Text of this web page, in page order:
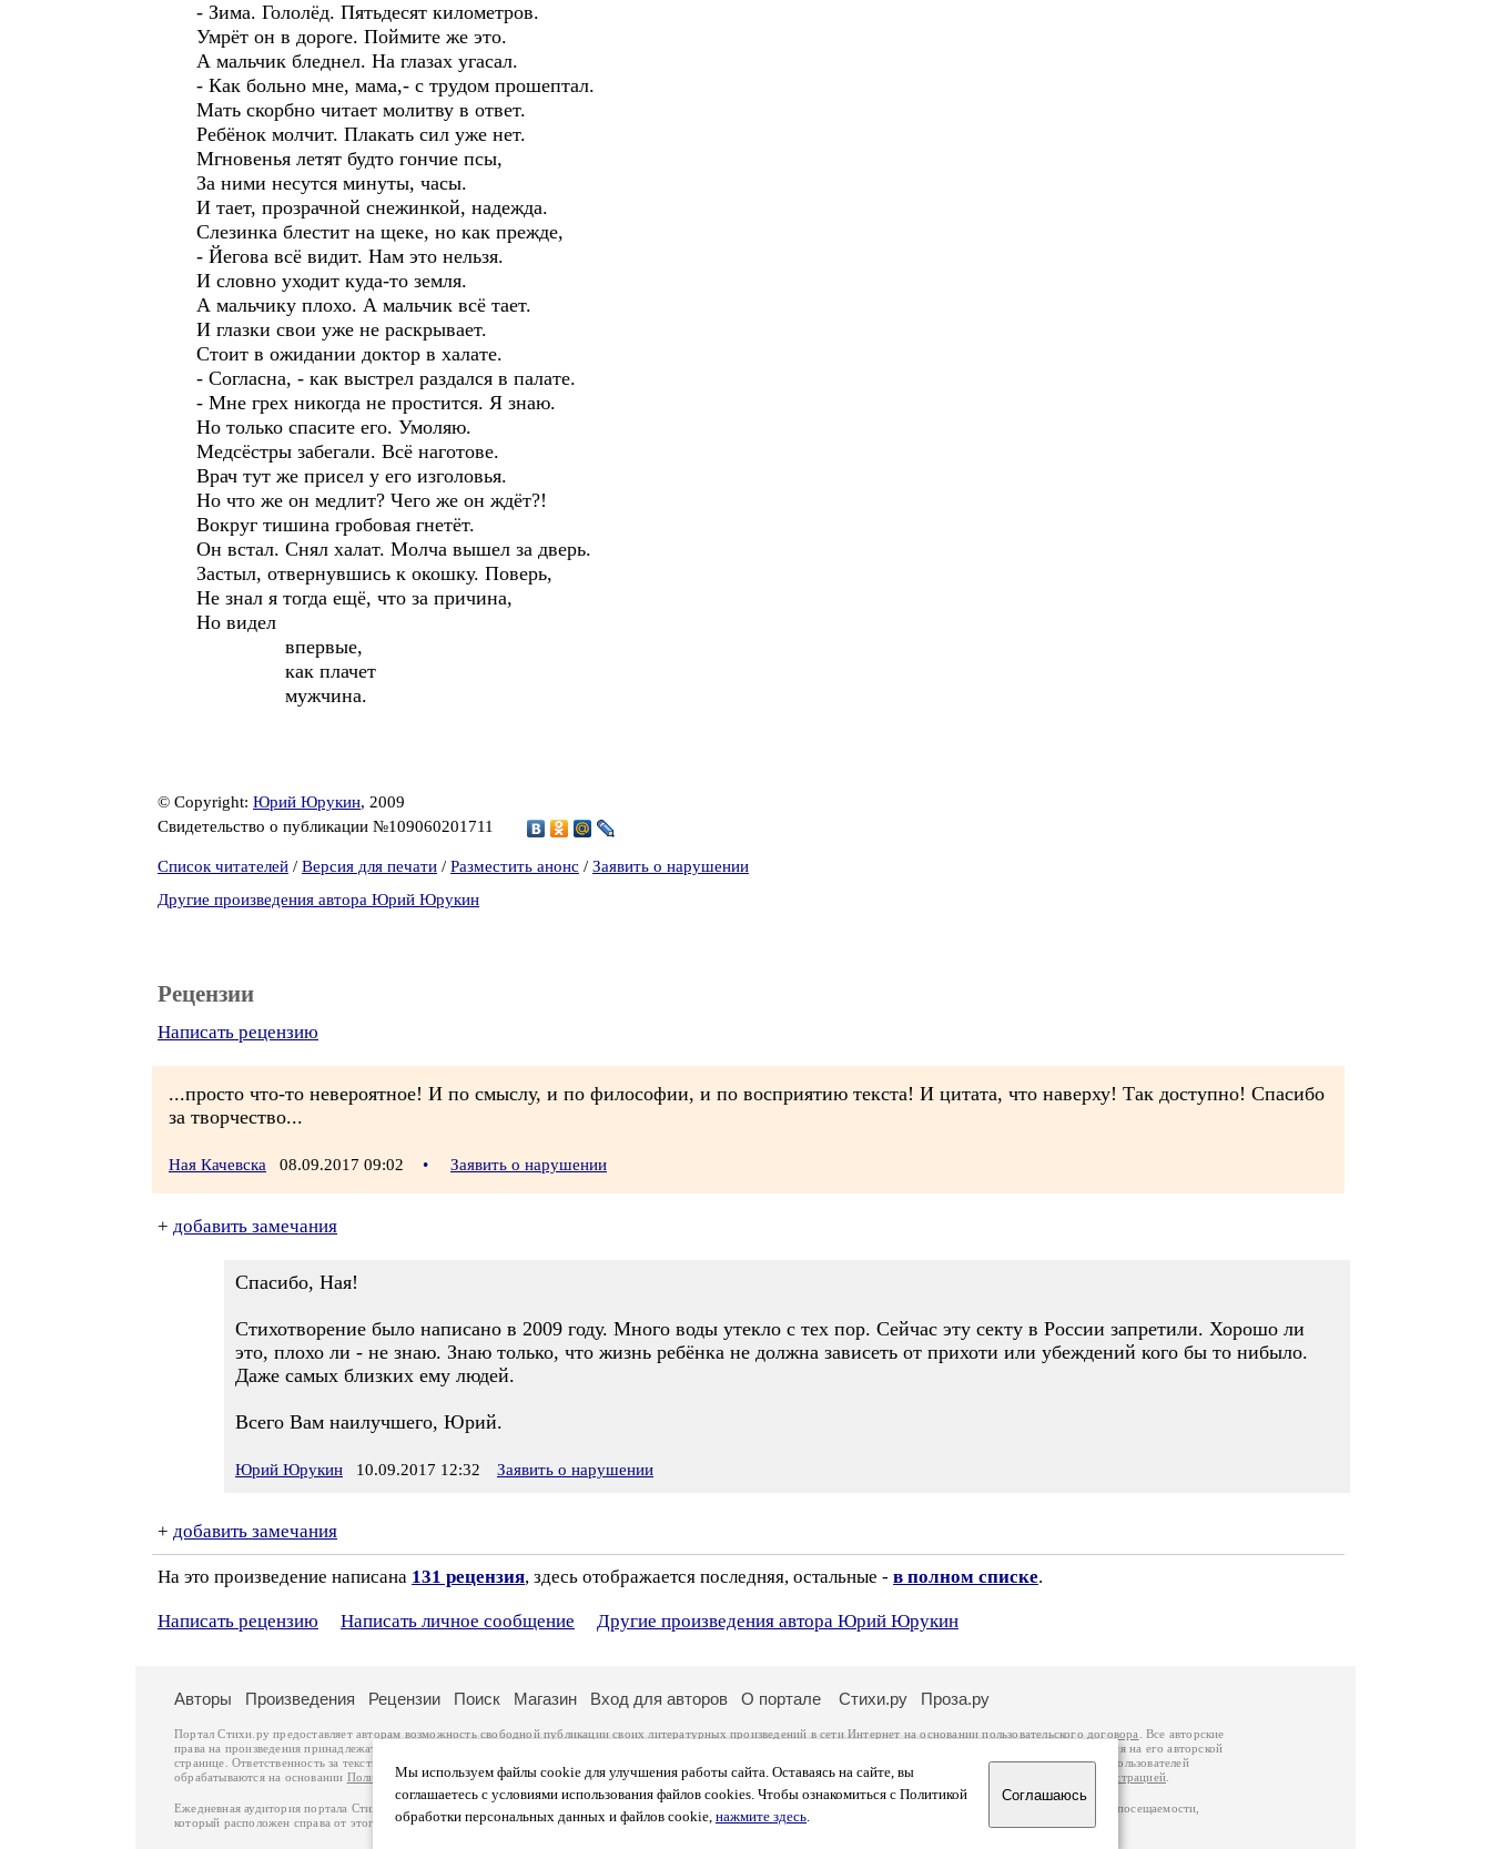
- Зима. Гололёд. Пятьдесят километров.
Умрёт он в дороге. Поймите же это.
А мальчик бледнел. На глазах угасал.
- Как больно мне, мама,- с трудом прошептал.
Мать скорбно читает молитву в ответ.
Ребёнок молчит. Плакать сил уже нет.
Мгновенья летят будто гончие псы,
За ними несутся минуты, часы.
И тает, прозрачной снежинкой, надежда.
Слезинка блестит на щеке, но как прежде,
- Йегова всё видит. Нам это нельзя.
И словно уходит куда-то земля.
А мальчику плохо. А мальчик всё тает.
И глазки свои уже не раскрывает.
Стоит в ожидании доктор в халате.
- Согласна, - как выстрел раздался в палате.
- Мне грех никогда не простится. Я знаю.
Но только спасите его. Умоляю.
Медсёстры забегали. Всё наготове.
Врач тут же присел у его изголовья.
Но что же он медлит? Чего же он ждёт?!
Вокруг тишина гробовая гнетёт.
Он встал. Снял халат. Молча вышел за дверь.
Застыл, отвернувшись к окошку. Поверь,
Не знал я тогда ещё, что за причина,
Но видел
впервые,
как плачет
мужчина.
© Copyright: Юрий Юрукин, 2009
Свидетельство о публикации №109060201711
Список читателей / Версия для печати / Разместить анонс / Заявить о нарушении
Другие произведения автора Юрий Юрукин
Рецензии
Написать рецензию
...просто что-то невероятное! И по смыслу, и по философии, и по восприятию текста! И цитата, что наверху! Так доступно! Спасибо
за творчество...
Ная Качевска 08.09.2017 09:02 • Заявить о нарушении
+ добавить замечания
Спасибо, Ная!
Стихотворение было написано в 2009 году. Много воды утекло с тех пор. Сейчас эту секту в России запретили. Хорошо ли
это, плохо ли - не знаю. Знаю только, что жизнь ребёнка не должна зависеть от прихоти или убеждений кого бы то нибыло.
Даже самых близких ему людей.
Всего Вам наилучшего, Юрий.
Юрий Юрукин 10.09.2017 12:32 Заявить о нарушении
+ добавить замечания
На это произведение написана 131 рецензия, здесь отображается последняя, остальные - в полном списке.
Написать рецензию Написать личное сообщение Другие произведения автора Юрий Юрукин
Мы используем файлы cookie для улучшения работы сайта. Оставаясь на сайте, вы
соглашаетесь с условиями использования файлов cookies. Чтобы ознакомиться с Политикой
обработки персональных данных и файлов cookie, нажмите здесь.
Соглашаюсь
Авторы Произведения Рецензии Поиск Магазин Вход для авторов О портале Стихи.ру Проза.ру
Портал Стихи.ру предоставляет авторам возможность свободной публикации своих литературных произведений в сети Интернет на основаниипользовательского договора
. Все авторские
права на произведения принадлежат авторам и охраняются
. Перепечатка произведений возможна только с согласия его автора, к которому вы можете обратиться на его авторской
странице. Ответственность за тексты произведений авторы несут самостоятельно на основании
законодательства Российской Федерации. Данные пользователей
обрабатываются на основании Политики обработки персональных данных. Вы также можете посмотреть более подробнуюинформацию о портале связаться с администрацией
Ежедневная аудитория портала Стихи.ру – порядка 200 тысяч посетителей, которые в общей сумме просматривают более двух миллионов страниц по данным счетчика посещаемости,
который расположен справа от этого текста. В каждой графе указано по две цифры: количество просмотров и количество посетителей.